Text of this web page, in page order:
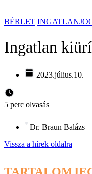
BÉRLET
Ingatlan
2023.július.10.
5 perc olvasás
Dr. Braun Balázs
Vissza a hírek oldalra